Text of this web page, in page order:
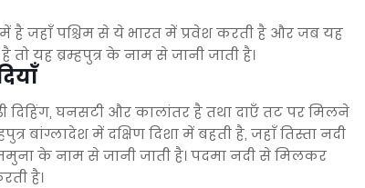
है जहाँ पश्चिम से ये भारत में प्रवेश करती है और जब यह
यह ब्रम्हपुत्र के नाम से जानी जाती है।
दिहिंग, घनसटी और कालांतर है तथा दाएँ तट पर मिलने
बांग्लादेश में दक्षिण दिशा में बहती है, जहाँ तिस्ता नदी
के नाम से जानी जाती है। पदमा नदी से मिलकर
है।